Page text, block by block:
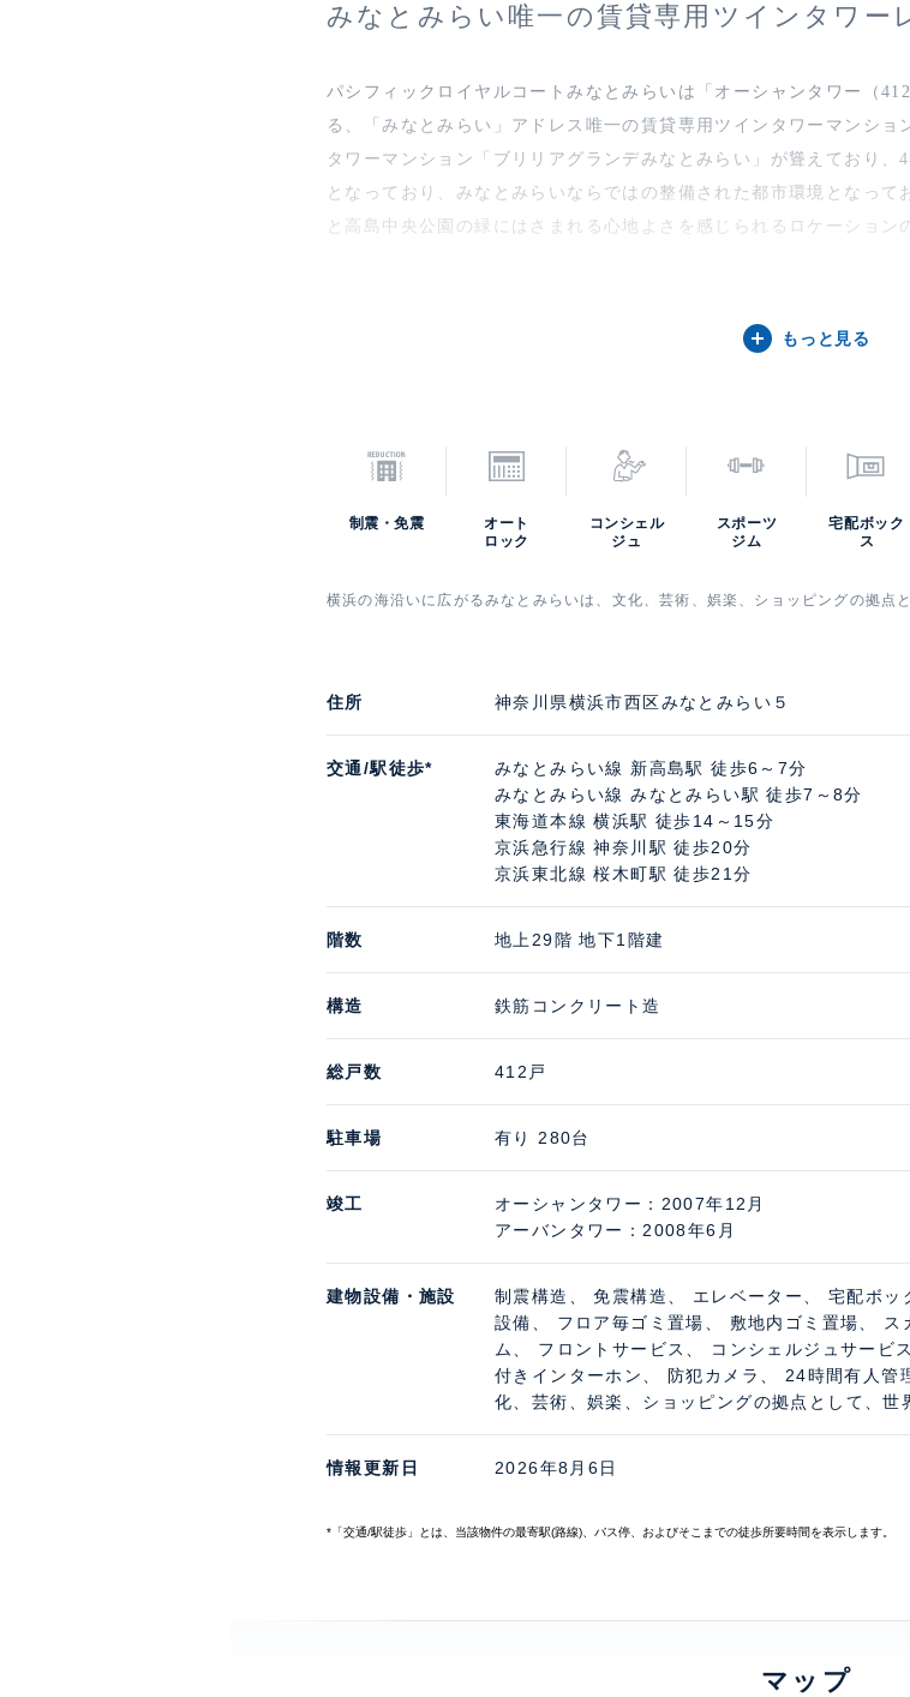
みなとみらい唯一の賃貸専用ツインタワー
パシフィックロイヤルコートみなとみらいは「オーシャンタワー（
る、「みなとみらい」アドレス唯一の賃貸専用ツインタワーマンシ
タワーマンション「ブリリアグランデみなとみらい」が聳えており
となっており、みなとみらいならではの整備された都市環境となって
と高島中央公園の緑にはさまれる心地よさを感じられるロケーション
ルームなど、利便性の高い共用施設をご用意しました。ベイブリッジ
向のSeaビューが楽しめる27階ラウンジからは夏の花火大会、美しい
けの広大なエントランスホールには、コンシェルジュが対応するフロ
介、レンタルサービスなど、心あたたまる便利なサービスで、豊かで
もっと見る
制震・免震
オート
ロック
コンシェル
ジュ
スポーツ
ジム
宅配ボック
ス
横浜の海沿いに広がるみなとみらいは、文化、芸術、娯楽、ショッピングの拠点
住所 神奈川県横浜市西区みなとみらい５
交通/駅徒歩*
みなとみらい線 新高島駅 徒歩6～7分
みなとみらい線 みなとみらい駅 徒歩7～8分
東海道本線 横浜駅 徒歩14～15分
京浜急行線 神奈川駅 徒歩20分
京浜東北線 桜木町駅 徒歩21分
階数 地上29階 地下1階建
構造 鉄筋コンクリート造
総戸数 412戸
駐車場 有り 280台
竣工
オーシャンタワー：2007年12月
アーバンタワー：2008年6月
建物設備・施設
制震構造、 免震構造、 エレベーター、 宅配ボ
設備、 フロア毎ゴミ置場、 敷地内ゴミ置場、
ム、 フロントサービス、 コンシェルジュサービ
付きインターホン、 防犯カメラ、 24時間有人管
化、芸術、娯楽、ショッピングの拠点として、世
情報更新日 2026年8月6日
*「交通/駅徒歩」とは、当該物件の最寄駅(路線)、バス停、およびそこまでの徒歩所要時間を表示します。
マップ